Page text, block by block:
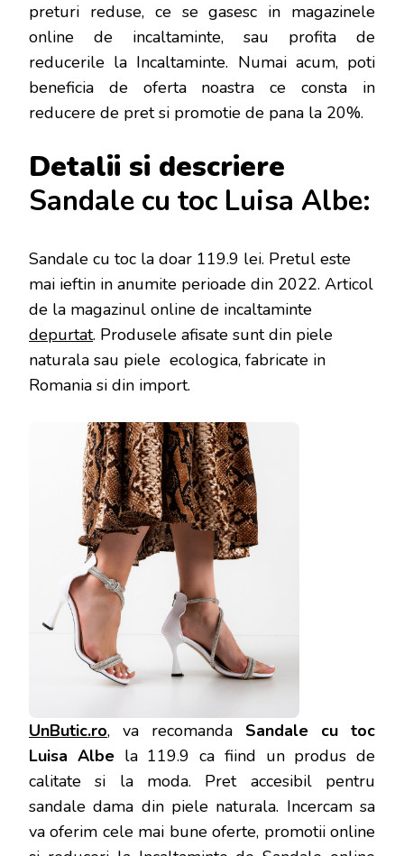
preturi reduse, ce se gasesc in magazinele
online de incaltaminte, sau profita de
reducerile la Incaltaminte. Numai acum, poti
beneficia de oferta noastra ce consta in
reducere de pret si promotie de pana la 20%.
Detalii si descriere
Sandale cu toc Luisa Albe:
Sandale cu toc la doar 119.9 lei. Pretul este
mai ieftin in anumite perioade din 2022. Articol
de la magazinul online de incaltaminte
depurtat. Produsele afisate sunt din piele
naturala sau piele ecologica, fabricate in
Romania si din import.
UnButic.ro, va recomanda Sandale cu toc
Luisa Albe la 119.9 ca fiind un produs de
calitate si la moda. Pret accesibil pentru
sandale dama din piele naturala. Incercam sa
va oferim cele mai bune oferte, promotii online